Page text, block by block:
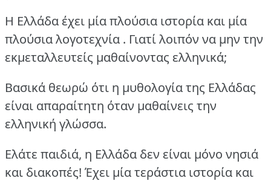
Η Ελλάδα έχει μία πλούσια ιστορία και μία
πλούσια λογοτεχνία . Γιατί λοιπόν να μην την
εκμεταλλευτείς μαθαίνοντας ελληνικά;
Βασικά θεωρώ ότι η μυθολογία της Ελλάδας
είναι απαραίτητη όταν μαθαίνεις την
ελληνική γλώσσα.
Ελάτε παιδιά, η Ελλάδα δεν είναι μόνο νησιά
και διακοπές! Έχει μία τεράστια ιστορία και